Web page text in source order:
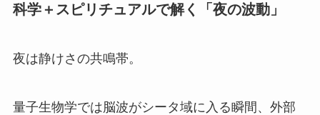
科学＋スピリチュアルで解く「夜の波動」
夜は静けさの共鳴帯。
量子生物学では脳波がシータ域に入る瞬間、外部